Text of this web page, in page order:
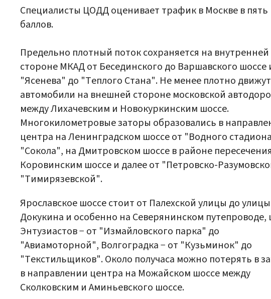
Специалисты ЦОДД оценивает трафик в Москве в пять
баллов.
Предельно плотный поток сохраняется на внутренней
стороне МКАД от Бесединского до Варшавского шоссе
"Ясенева" до "Теплого Стана". Не менее плотно
автомобили на внешней стороне московской
между Лихачевским и Новокуркинским шоссе.
Многокилометровые заторы образовались в
центра на Ленинградском шоссе от "Водного
"Сокола", на Дмитровском шоссе в районе
Коровинским шоссе и далее от "Петровско-
"Тимирязевской".
Ярославское шоссе стоит от Палехской улицы до улицы
Докукина и особенно на Северянинском путепроводе,
Энтузиастов − от "Измайловского парка" до
"Авиамоторной", Волгоградка − от "Кузьминок" до
"Текстильщиков". Около получаса можно потерять в
в направлении центра на Можайском шоссе между
Сколковским и Аминьевского шоссе.